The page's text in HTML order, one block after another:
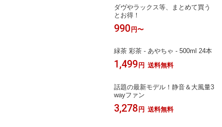
ダヴやラックス等、まとめて買う
とお得！
990 円〜
緑茶 彩茶 - あやちゃ - 500ml 24本
1,499 円 送料無料
話題の最新モデル！静音＆大風量3
wayファン
3,278 円 送料無料